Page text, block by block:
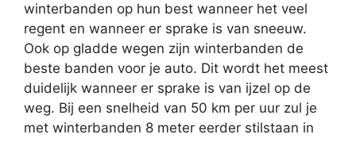
winterbanden op hun best wanneer het veel
regent en wanneer er sprake is van sneeuw.
Ook op gladde wegen zijn winterbanden de
beste banden voor je auto. Dit wordt het meest
duidelijk wanneer er sprake is van ijzel op de
weg. Bij een snelheid van 50 km per uur zul je
met winterbanden 8 meter eerder stilstaan in